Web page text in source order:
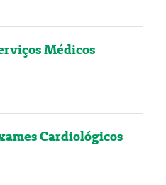
Médicos
Cardiológicos